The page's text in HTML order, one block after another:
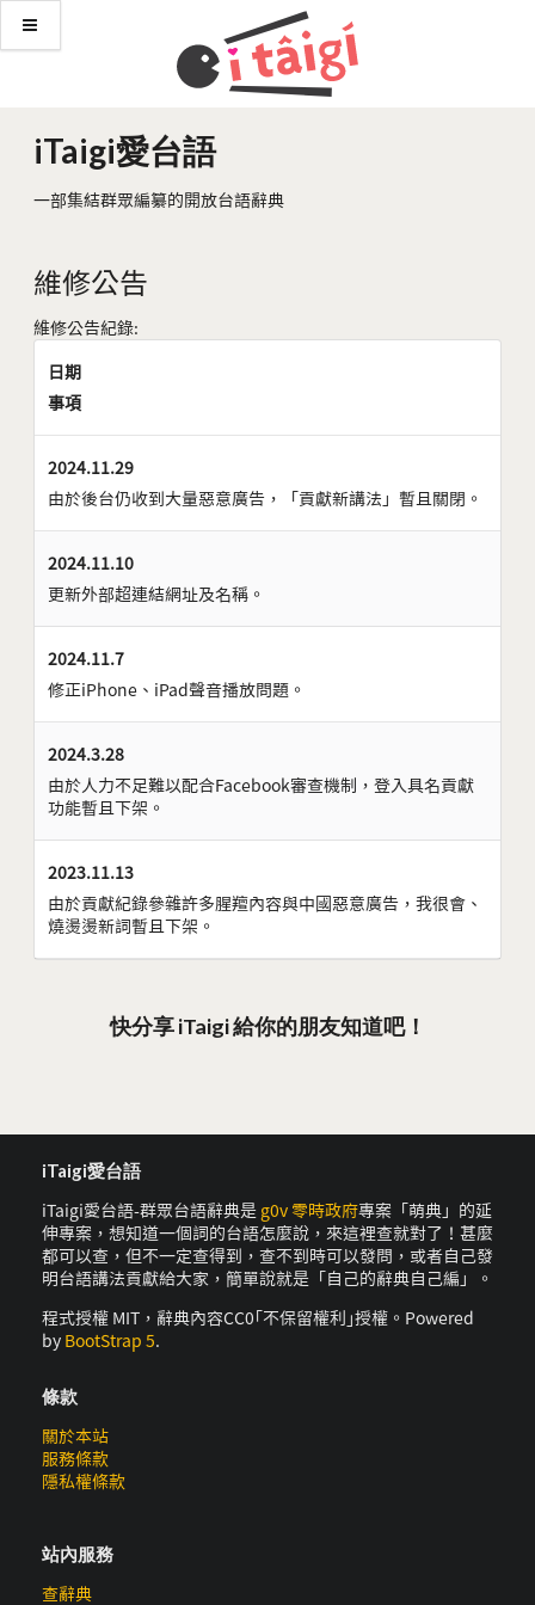
iTaigi愛台語
一部集結群眾編纂的開放台語辭典
維修公告
維修公告紀錄:
日期
事項
2024.11.29
由於後台仍收到大量惡意廣告，「貢獻新講法」暫且關閉。
2024.11.10
更新外部超連結網址及名稱。
2024.11.7
修正iPhone、iPad聲音播放問題。
2024.3.28
由於人力不足難以配合Facebook審查機制，登入具名貢獻
功能暫且下架。
2023.11.13
由於貢獻紀錄參雜許多腥羶內容與中國惡意廣告，我很會、
燒燙燙新詞暫且下架。
快分享 iTaigi 給你的朋友知道吧！
iTaigi愛台語
iTaigi愛台語-群眾台語辭典是 g0v 零時政府專案「萌典」的延
伸專案，想知道一個詞的台語怎麼說，來這裡查就對了！甚麼
都可以查，但不一定查得到，查不到時可以發問，或者自己發
明台語講法貢獻給大家，簡單說就是「自己的辭典自己編」。
程式授權 MIT，辭典內容CC0｢不保留權利｣授權。Powered
by BootStrap 5.
條款
關於本站
服務條款
隱私權條款
站內服務
查辭典